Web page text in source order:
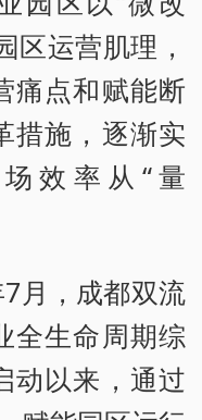
区运营肌理，
痛点和赋能断
措施，逐渐实
效率从“量
月，成都双流
全生命周期综
动以来，通过